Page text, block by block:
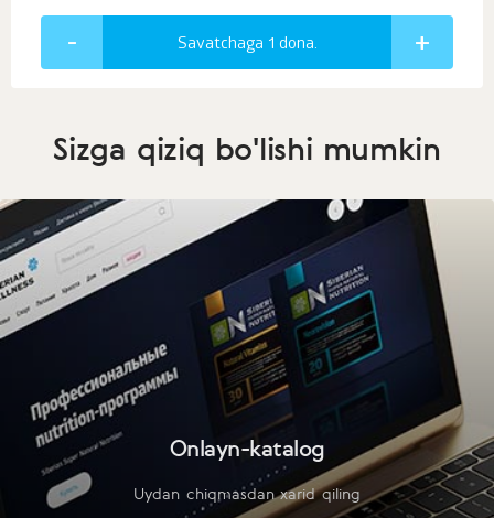
Savatchaga 1 dona.
Sizga qiziq bo'lishi mumkin
Onlayn-katalog
Uydan chiqmasdan xarid qiling